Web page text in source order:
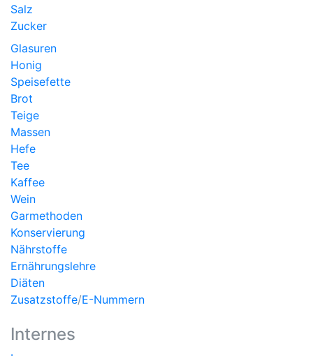
Salz
Zucker
Glasuren
Honig
Speisefette
Brot
Teige
Massen
Hefe
Tee
Kaffee
Wein
Garmethoden
Konservierung
Nährstoffe
Ernährungslehre
Diäten
Zusatzstoffe/E-Nummern
Internes